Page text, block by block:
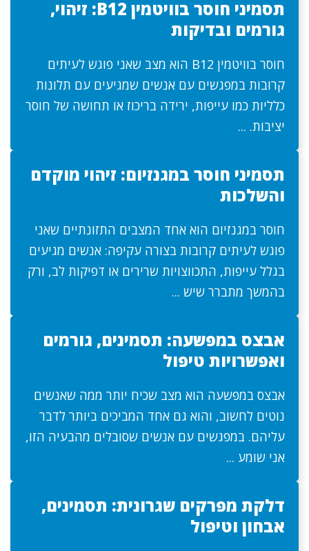
תסמיני חוסר בוויטמין B12: זיהוי,
גורמים ובדיקות
חוסר בוויטמין B12 הוא מצב שאני פוגש לעיתים
קרובות במפגשים עם אנשים שמגיעים עם תלונות
כלליות כמו עייפות, ירידה בריכוז או תחושה של חוסר
יציבות. ...
תסמיני חוסר במגנזיום: זיהוי מוקדם
והשלכות
חוסר במגנזיום הוא אחד המצבים התזונתיים שאני
פוגש לעיתים קרובות בצורה עקיפה: אנשים מגיעים
בגלל עייפות, התכווצויות שרירים או דפיקות לב, ורק
בהמשך מתברר שיש ...
אבצס במפשעה: תסמינים, גורמים
ואפשרויות טיפול
אבצס במפשעה הוא מצב שכיח יותר ממה שאנשים
נוטים לחשוב, והוא גם אחד המביכים ביותר לדבר
עליהם. במפגשים עם אנשים שסובלים מהבעיה הזו,
אני שומע ...
דלקת מפרקים שגרונית: תסמינים,
אבחון וטיפול